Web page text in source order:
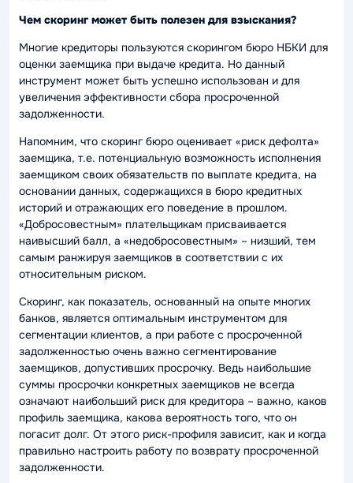
Чем скоринг может быть полезен для взыскания?
Многие кредиторы пользуются скорингом бюро НБКИ для
оценки заемщика при выдаче кредита. Но данный
инструмент может быть успешно использован и для
увеличения эффективности сбора просроченной
задолженности.
Напомним, что скоринг бюро оценивает «риск дефолта»
заемщика, т.е. потенциальную возможность исполнения
заемщиком своих обязательств по выплате кредита, на
основании данных, содержащихся в бюро кредитных
историй и отражающих его поведение в прошлом.
«Добросовестным» плательщикам присваивается
наивысший балл, а «недобросовестным» – низший, тем
самым ранжируя заемщиков в соответствии с их
относительным риском.
Скоринг, как показатель, основанный на опыте многих
банков, является оптимальным инструментом для
сегментации клиентов, а при работе с просроченной
задолженностью очень важно сегментирование
заемщиков, допустивших просрочку. Ведь наибольшие
суммы просрочки конкретных заемщиков не всегда
означают наибольший риск для кредитора – важно, каков
профиль заемщика, какова вероятность того, что он
погасит долг. От этого риск-профиля зависит, как и когда
правильно настроить работу по возврату просроченной
задолженности.